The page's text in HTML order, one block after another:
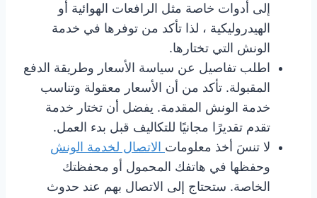
إلى أدوات خاصة مثل الرافعات الهوائية أو
الهيدروليكية ، لذا تأكد من توفرها في خدمة
الونش التي تختارها.
اطلب تفاصيل عن سياسة الأسعار وطريقة الدفع
المقبولة. تأكد من أن الأسعار معقولة وتناسب
خدمة الونش المقدمة. يفضل أن تختار خدمة
تقدم تقديرًا مجانيًا للتكاليف قبل بدء العمل.
لا تنسَ أخذ معلومات الاتصال لخدمة الونش
وحفظها في هاتفك المحمول أو محفظتك
الخاصة. ستحتاج إلى الاتصال بهم عند حدوث